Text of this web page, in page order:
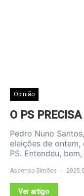
Opinião
O PS
Pedro Nuno
eleições de
PS. Entendeu,
Ascenso Simões
Ver artigo